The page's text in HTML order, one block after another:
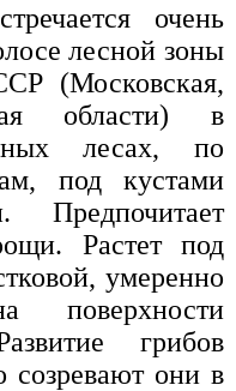
очень
лесной зоны
(Московская,
области) в
лесах, по
под кустами
Растет под
умеренно
поверхности
грибов
созревают они в